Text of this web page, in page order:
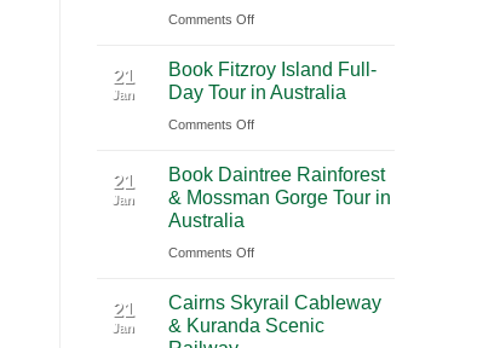
|
Chauffeur
Service
with
Comments Offon
Blue
Mountains
Waterfall
from
Sydney
21
Jan
Book Fitzroy Island Full-
Day Tour in Australia
Comments Offon
Fitzroy
Island
Day
in
Australia
21
Jan
Book Daintree Rainforest
& Mossman Gorge Tour in
Australia
Comments Offon
Daintree
Rainforest
21
Jan
Cairns Skyrail Cableway
& Kuranda Scenic